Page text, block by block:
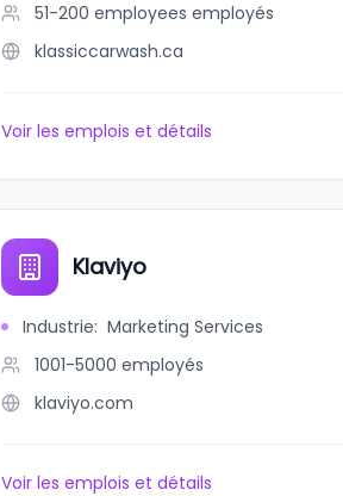
51-200 employees employés
klassiccarwash.ca
Voir les emplois et détails
Klaviyo
Industrie: Marketing Services
1001-5000 employés
klaviyo.com
Voir les emplois et détails